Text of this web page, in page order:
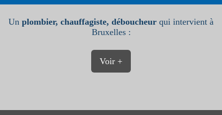
Un plombier, chauffagiste, déboucheur qui intervient à
Bruxelles :
Voir +